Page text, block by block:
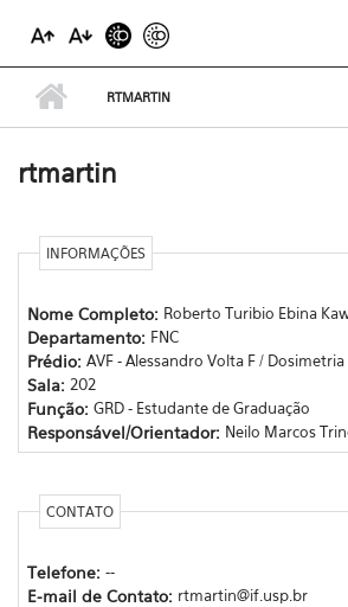
RTMARTIN
rtmartin
INFORMAÇÕES
Nome Completo: Roberto Turibio Ebina
Departamento: FNC
Prédio: AVF - Alessandro Volta F / Dosimetria
Sala: 202
Função: GRD - Estudante de Graduação
Responsável/Orientador: Neilo Marcos
CONTATO
Telefone: --
E-mail de Contato: rtmartin@if.usp.br